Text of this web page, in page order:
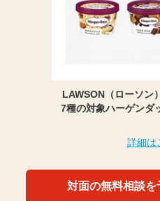
LAWSON（ローソン
7種の対象ハーゲンダ
詳細は
対面の無料相談を